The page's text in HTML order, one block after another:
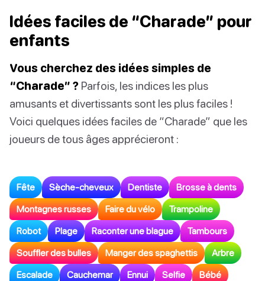
Idées faciles de “Charade” pour
enfants
Vous cherchez des idées simples de
“Charade” ? Parfois, les indices les plus
amusants et divertissants sont les plus faciles !
Voici quelques idées faciles de “Charade” que les
joueurs de tous âges apprécieront :
Fête Sèche-cheveux Dentiste Brosse à dents
Montagnes russes Faire du vélo Trampoline
Robot Plage Raconter une blague Tambours
Souffler des bulles Manger des spaghettis Arbre
Escalade Cauchemar Ennui Selfie Bébé